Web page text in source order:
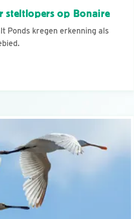
steltlopers op Bonaire
Ponds kregen erkenning als